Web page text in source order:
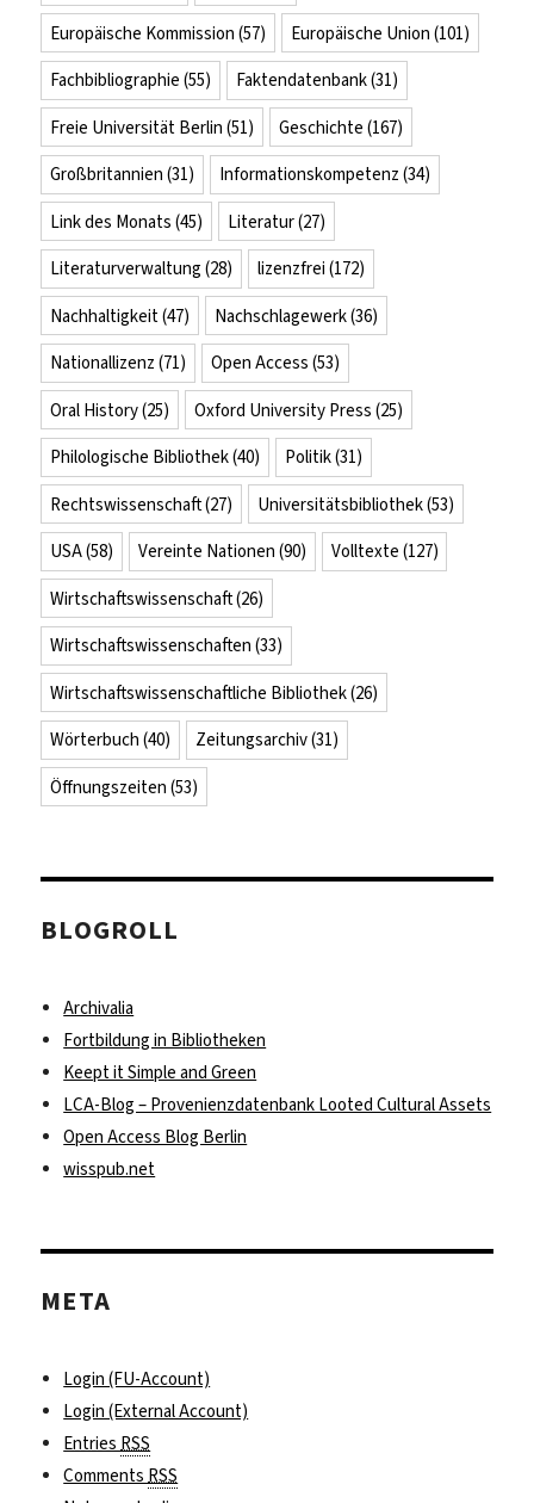
Europäische Kommission (57) Europäische Union (101)
Fachbibliographie (55) Faktendatenbank(31)
Freie Universität Berlin (51) Geschichte (167)
Großbritannien (31) Informationskompetenz (34)
Link des Monats (45) Literatur(27)
Literaturverwaltung (28) lizenzfrei (172)
Nachhaltigkeit(47) Nachschlagewerk(36)
Nationallizenz (71) Open Access (53)
Oral History(25) Oxford University Press (25)
Philologische Bibliothek(40) Politik(31)
Rechtswissenschaft(27) Universitätsbibliothek(53)
USA(58) Vereinte Nationen (90) Volltexte (127)
Wirtschaftswissenschaft(26)
Wirtschaftswissenschaften (33)
Wirtschaftswissenschaftliche Bibliothek(26)
Wörterbuch (40) Zeitungsarchiv(31)
Öffnungszeiten (53)
BLOGROLL
Archivalia
Fortbildung in Bibliotheken
Keept it Simple and Green
LCA-Blog – Provenienzdatenbank Looted Cultural Assets
Open Access Blog Berlin
wisspub.net
META
Login (FU-Account)
Login (External Account)
EntriesRSS
CommentsRSS